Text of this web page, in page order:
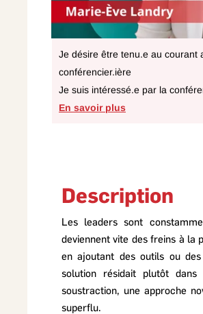
Je désire être tenu.e au courant
conférencier.ière
Je suis intéressé.e par la
En savoir plus
Description
Les leaders sont
deviennent vite des freins à la
en ajoutant des outils ou
solution résidait plutôt
soustraction, une approche
superflu.